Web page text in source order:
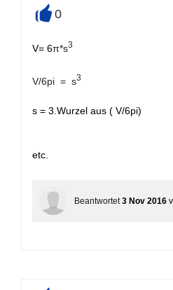
0
V= 6π*s3
V/6pi = s3
s = 3.Wurzel aus ( V/6pi)
etc.
Beantwortet 3 Nov 2016